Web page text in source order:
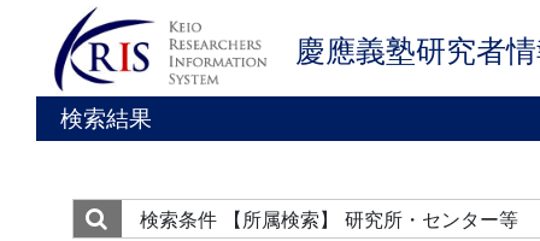
慶應義塾研究者
検索結果
検索条件
【所属検索】 研究所・センター等